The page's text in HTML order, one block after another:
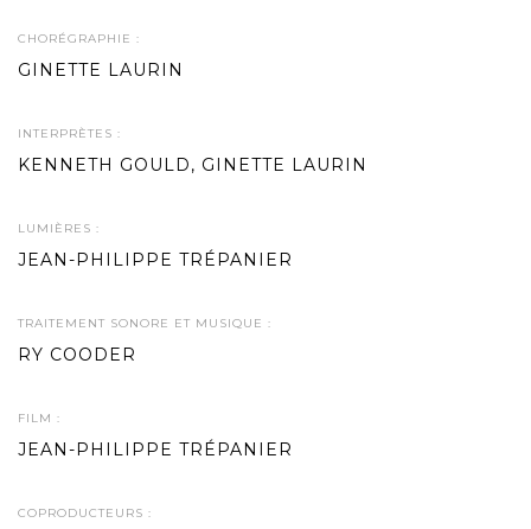
CHORÉGRAPHIE :
GINETTE LAURIN
INTERPRÈTES :
KENNETH GOULD, GINETTE LAURIN
LUMIÈRES :
JEAN-PHILIPPE TRÉPANIER
TRAITEMENT SONORE ET MUSIQUE :
RY COODER
FILM :
JEAN-PHILIPPE TRÉPANIER
COPRODUCTEURS :